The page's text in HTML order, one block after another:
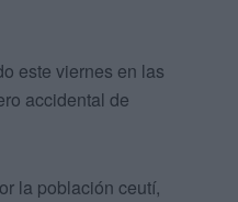
este viernes en las
accidental de
la población ceutí,